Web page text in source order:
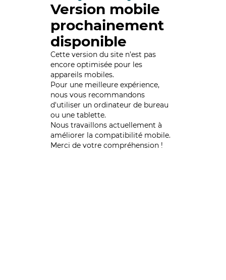
Version mobile
prochainement
disponible
Cette version du site n’est pas
encore optimisée pour les
appareils mobiles.
Pour une meilleure expérience,
nous vous recommandons
d'utiliser un ordinateur de bureau
ou une tablette.
Nous travaillons actuellement à
améliorer la compatibilité mobile.
Merci de votre compréhension !